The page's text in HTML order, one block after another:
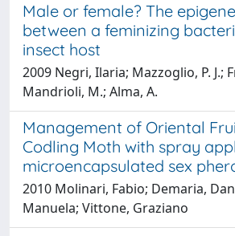
Male or female? The
between a feminizing
insect host
2009 Negri, Ilaria; Mazzoglio, P. J.;
Mandrioli, M.; Alma, A.
Management of Oriental
Codling Moth with spray
microencapsulated sex
2010 Molinari, Fabio; Demaria,
Manuela; Vittone, Graziano